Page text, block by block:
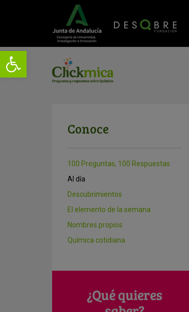
Conoce
100 Preguntas, 100 Respuestas
Al día
Descubrimientos
El elemento de la semana
Nombres propios
Química cotidiana